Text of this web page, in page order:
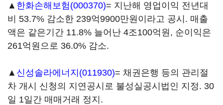
▲ 한화손해보험(000370)= 지난해 영업이익 전년대
비 53.7% 감소한 239억9900만원이라고 공시. 매출
액은 같은기간 11.8% 늘어난 4조100억원, 순이익은
261억원으로 36.0% 감소.
▲ 신성솔라에너지(011930)= 채권은행 등의 관리절
차 개시 신청의 지연공시로 불성실공시법인 지정. 30
일 1일간 매매거래 정지.